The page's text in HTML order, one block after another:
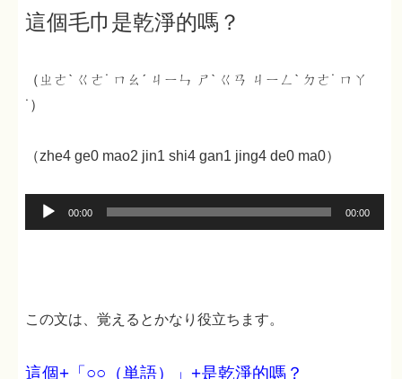
這個毛巾是乾淨的嗎？
（ㄓㄜˋ ㄍㄜ˙ ㄇㄠˊ ㄐㄧㄣ ㄕˋ ㄍㄢ ㄐㄧㄥˋ ㄉㄜ˙ ㄇㄚ
˙）
（zhe4 ge0 mao2 jin1 shi4 gan1 jing4 de0 ma0）
声
ヤ
00:00 00:00
この文は、覚えるとかなり役立ちます。
這個+「○○（単語）」+是乾淨的嗎？